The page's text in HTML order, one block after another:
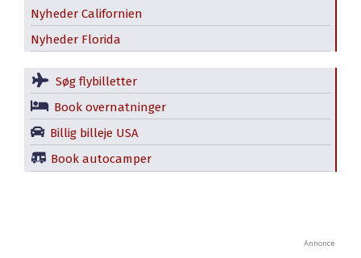
Nyheder Californien
Nyheder Florida
Søg flybilletter
Book overnatninger
Billig billeje USA
Book autocamper
Annonce